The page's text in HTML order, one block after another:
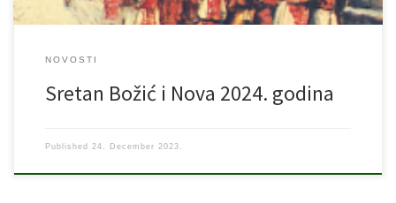
NOVOSTI
Sretan Božić i Nova 2024. godina
Published 24. December 2023.